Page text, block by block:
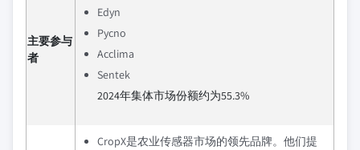
主要参与
者
Edyn
Pycno
Acclima
Sentek
2024年集体市场份额约为55.3%
CropX是农业传感器市场的领先品牌。他们提